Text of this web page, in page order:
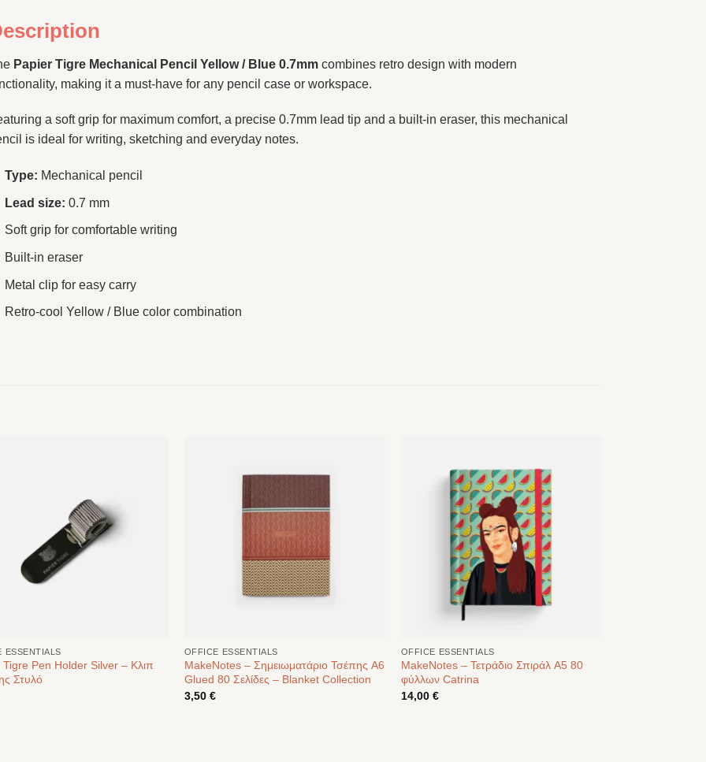
Papier Tigre Mechanical Pencil Yellow / Blue 0.7mm combines retro design with modern
making it a must-have for any pencil case or workspace.
a soft grip for maximum comfort, a precise 0.7mm lead tip and a built-in eraser, this mechanical
is ideal for writing, sketching and everyday notes.
Type: Mechanical pencil
Lead size: 0.7 mm
Soft grip for comfortable writing
Built-in eraser
Metal clip for easy carry
Retro-cool Yellow / Blue color combination
ESSENTIALS
Tigre Pen Holder Silver – Κλιπ
Στυλό
OFFICE ESSENTIALS
MakeNotes – Σημειωματάριο Τσέπης A6
Glued 80 Σελίδες – Blanket Collection
3,50 €
OFFICE ESSENTIALS
MakeNotes – Τετράδιο Σπιράλ A5 80
φύλλων Catrina
14,00 €